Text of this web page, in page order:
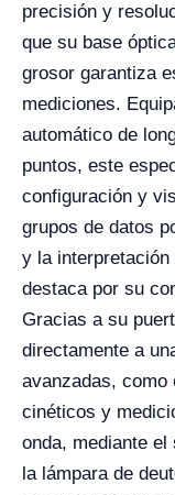
precisión y
que su base
grosor garantiza
mediciones.
automático de
puntos, este
configuración y
grupos de datos
y la
destaca por su
Gracias a su
directamente a
avanzadas, como
cinéticos y
onda, mediante el
la lámpara de